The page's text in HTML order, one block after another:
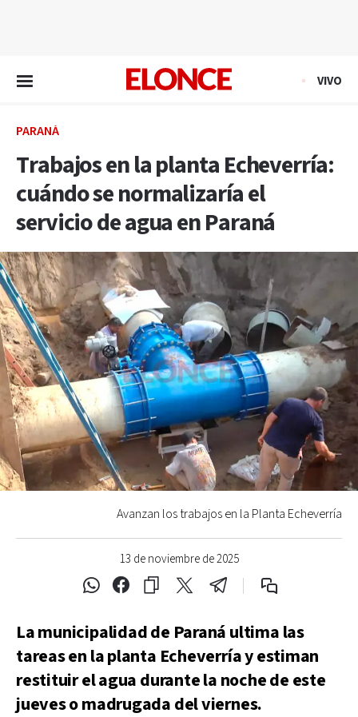
VIVO
PARANÁ
Trabajos en la planta Echeverría:
cuándo se normalizaría el
servicio de agua en Paraná
13 de noviembre de 2025
Avanzan los trabajos en la Planta Echeverría
La municipalidad de Paraná ultima las
tareas en la planta Echeverría y estiman
restituir el agua durante la noche de este
jueves o madrugada del viernes.